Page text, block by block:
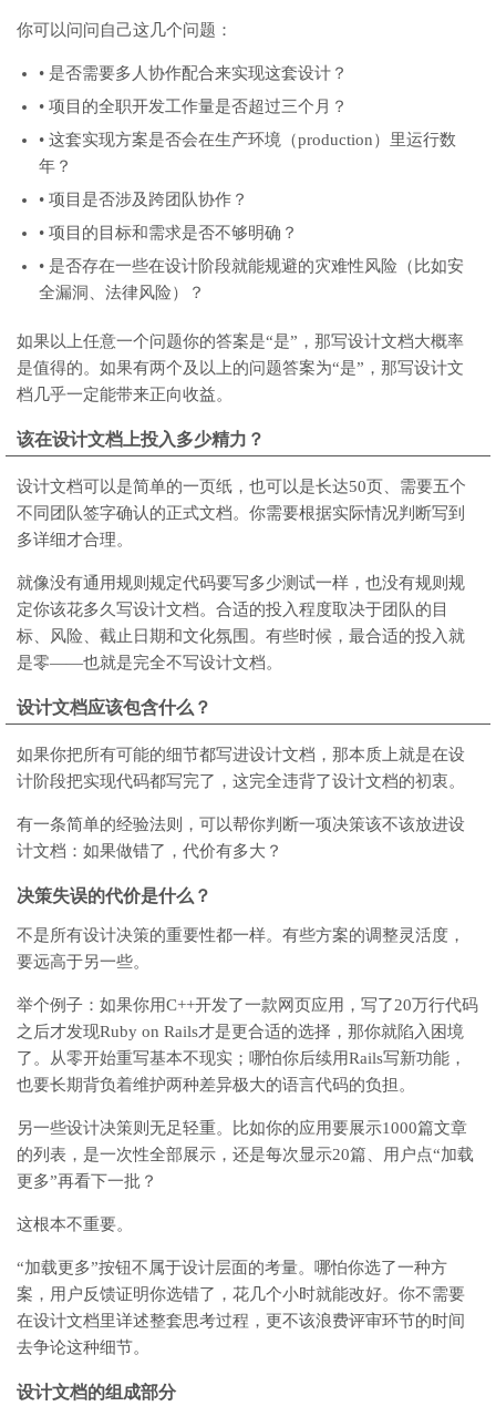
你可以问问自己这几个问题：
• 是否需要多人协作配合来实现这套设计？
• 项目的全职开发工作量是否超过三个月？
• 这套实现方案是否会在生产环境（production）里运行数
年？
• 项目是否涉及跨团队协作？
• 项目的目标和需求是否不够明确？
• 是否存在一些在设计阶段就能规避的灾难性风险（比如安
全漏洞、法律风险）？
如果以上任意一个问题你的答案是“是”，那写设计文档大概率
是值得的。如果有两个及以上的问题答案为“是”，那写设计文
档几乎一定能带来正向收益。
该在设计文档上投入多少精力？
设计文档可以是简单的一页纸，也可以是长达50页、需要五个
不同团队签字确认的正式文档。你需要根据实际情况判断写到
多详细才合理。
就像没有通用规则规定代码要写多少测试一样，也没有规则规
定你该花多久写设计文档。合适的投入程度取决于团队的目
标、风险、截止日期和文化氛围。有些时候，最合适的投入就
是零——也就是完全不写设计文档。
设计文档应该包含什么？
如果你把所有可能的细节都写进设计文档，那本质上就是在设
计阶段把实现代码都写完了，这完全违背了设计文档的初衷。
有一条简单的经验法则，可以帮你判断一项决策该不该放进设
计文档：如果做错了，代价有多大？
决策失误的代价是什么？
不是所有设计决策的重要性都一样。有些方案的调整灵活度，
要远高于另一些。
举个例子：如果你用C++开发了一款网页应用，写了20万行代码
之后才发现Ruby on Rails才是更合适的选择，那你就陷入困境
了。从零开始重写基本不现实；哪怕你后续用Rails写新功能，
也要长期背负着维护两种差异极大的语言代码的负担。
另一些设计决策则无足轻重。比如你的应用要展示1000篇文章
的列表，是一次性全部展示，还是每次显示20篇、用户点“加载
更多”再看下一批？
这根本不重要。
“加载更多”按钮不属于设计层面的考量。哪怕你选了一种方
案，用户反馈证明你选错了，花几个小时就能改好。你不需要
在设计文档里详述整套思考过程，更不该浪费评审环节的时间
去争论这种细节。
设计文档的组成部分